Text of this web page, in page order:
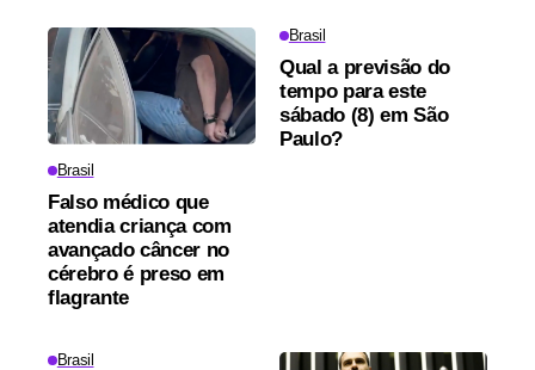
Brasil
Falso médico que
atendia criança com
avançado câncer no
cérebro é preso em
flagrante
Brasil
Qual a previsão do
tempo para este
sábado (8) em São
Paulo?
Brasil